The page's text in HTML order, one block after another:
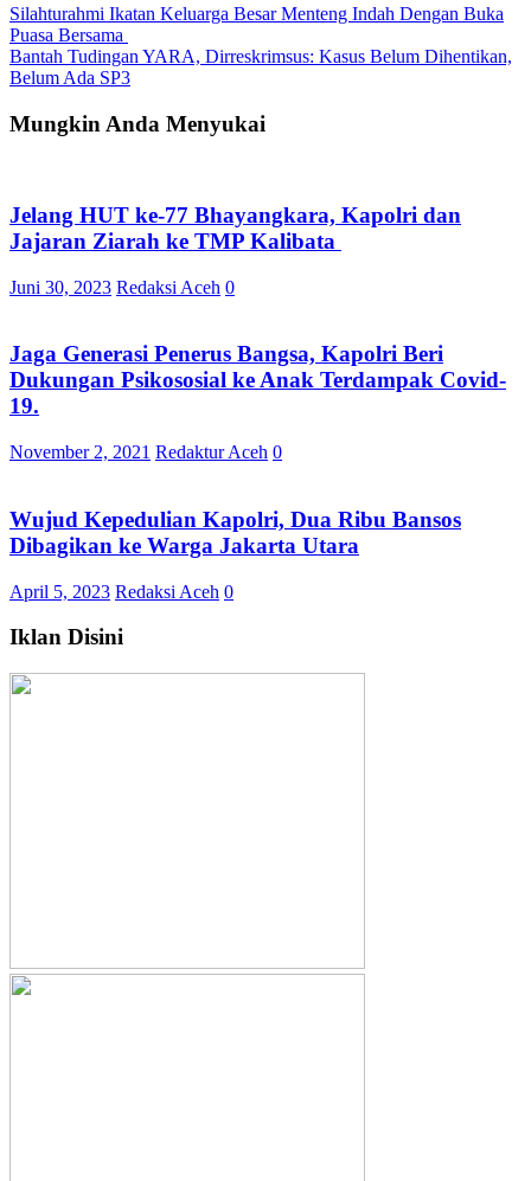
Navigasi
pos
Silahturahmi Ikatan Keluarga Besar Menteng Indah Dengan Buka
Puasa Bersama
Bantah Tudingan YARA, Dirreskrimsus: Kasus Belum Dihentikan,
Belum Ada SP3
Mungkin Anda Menyukai
Jelang HUT ke-77 Bhayangkara, Kapolri dan
Jajaran Ziarah ke TMP Kalibata
Juni 30, 2023 Redaksi Aceh 0
Jaga Generasi Penerus Bangsa, Kapolri Beri
Dukungan Psikososial ke Anak Terdampak Covid-
19.
November 2, 2021 Redaktur Aceh 0
Wujud Kepedulian Kapolri, Dua Ribu Bansos
Dibagikan ke Warga Jakarta Utara
April 5, 2023 Redaksi Aceh 0
Iklan Disini